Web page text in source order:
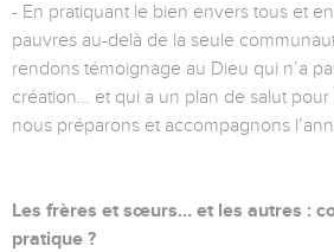
- En pratiquant le bien envers tous et
pauvres au-delà de la seule
rendons témoignage au Dieu qui n’a
création… et qui a un plan de salut pour
nous préparons et accompagnons
Les frères et sœurs… et les autres :
pratique ?